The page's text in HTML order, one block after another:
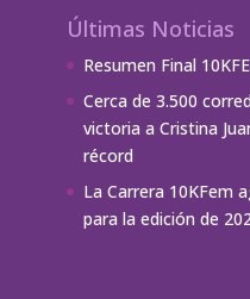
Últimas Noticias
Resumen Final
Cerca de 3.500
victoria a Cristina
récord
La Carrera 10KFem
para la edición de